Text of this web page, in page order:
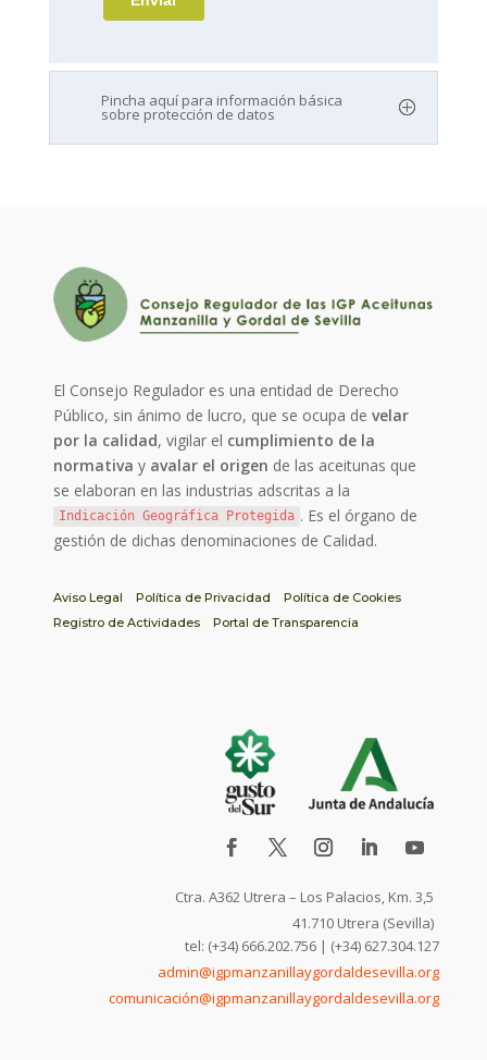
Pincha aquí para información básica
sobre protección de datos
El Consejo Regulador es una entidad de Derecho
Público, sin ánimo de lucro, que se ocupa develar
por la calidad, vigilar el cumplimiento de la
normativa y avalar el origen de las aceitunas que
se elaboran en las industrias adscritas a la
Indicación Geográfica Protegida . Es el órgano de
gestión de dichas denominaciones de Calidad.
Aviso Legal Política de Privacidad
Política de Cookies
Registro de Actividades
Portal de Transparencia
Ctra. A362 Utrera – Los Palacios, Km. 3,5
41.710 Utrera (Sevilla)
tel: (+34) 666.202.756 | (+34) 627.304.127
admin@igpmanzanillaygordaldesevilla.org
comunicación@igpmanzanillaygordaldesevilla.org